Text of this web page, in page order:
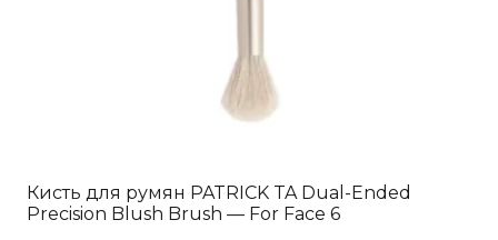
Кисть для румян PATRICK TA Dual-Ended
Precision Blush Brush — For Face 6